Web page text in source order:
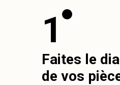
1
Faites le
de vos